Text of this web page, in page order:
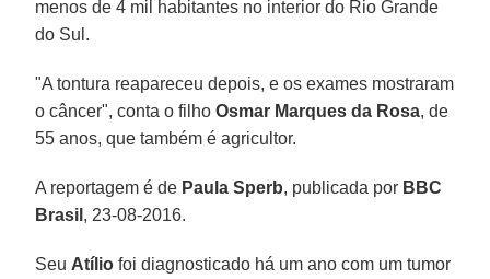
menos de 4 mil habitantes no interior do Rio Grande
do Sul.
"A tontura reapareceu depois, e os exames mostraram
o câncer", conta o filhoOsmar Marques da Rosa, de
55 anos, que também é agricultor.
A reportagem é de Paula Sperb, publicada por BBC
Brasil , 23-08-2016.
Seu Atílio foi diagnosticado há um ano com um tumor